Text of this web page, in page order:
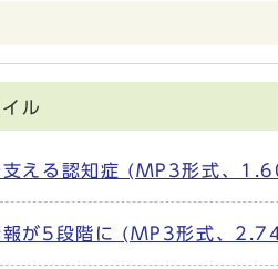
ル
支える認知症 (MP3形式、
報が5段階に (MP3形式、